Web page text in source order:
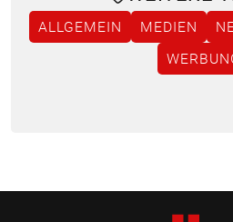
ALLGEMEIN MEDIEN